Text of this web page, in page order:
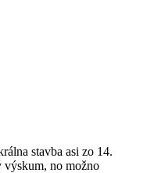
stavba asi zo 14.
výskum, no možno